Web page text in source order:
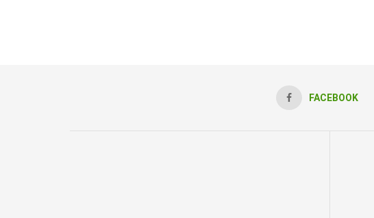
FACEBOOK